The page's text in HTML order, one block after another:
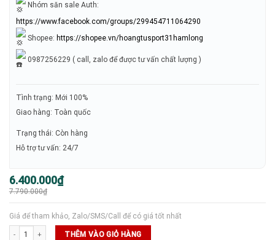
Nhóm săn sale Auth:
https://www.facebook.com/groups/299454711064290
Shopee: https://shopee.vn/hoangtusport31hamlong
0987256229 ( call, zalo để được tư vấn chất lượng )
Tình trạng: Mới 100%
Giao hàng: Toàn quốc
Trạng thái: Còn hàng
Hỗ trợ tư vấn: 24/7
7.790.000₫
Giá
gốc
là:
6.400.000₫
Giá
hiện
tại
Giá để tham khảo, Zalo/SMS/Call để có giá tốt nhất
Vợt Joola Hyperion Pro IV 14mm - Vietnam Colorway số lượng
THÊM VÀO GIỎ HÀNG